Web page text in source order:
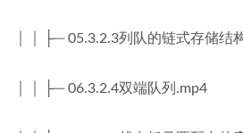
│ │ ├─ 05.3.2.3列队的链式存储结
│ │ ├─ 06.3.2.4双端队列.mp4